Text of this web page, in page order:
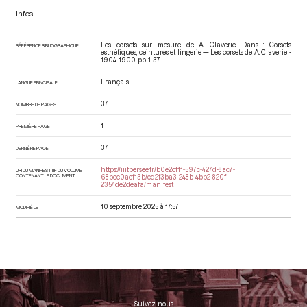
Infos
RÉFÉRENCE BIBLIOGRAPHIQUE
Les corsets sur mesure de A. Claverie. Dans : Corsets
esthétiques, ceintures et lingerie — Les corsets de A. Claverie -
1904 . 1900. pp. 1-37.
LANGUE PRINCIPALE Français
NOMBRE DE PAGES 37
PREMIÈRE PAGE 1
DERNIÈRE PAGE 37
URI DU MANIFEST IIIF DU VOLUME
CONTENANT LE DOCUMENT
https://iiif.persee.fr/b0e2cf11-597c-427d-8ac7-
68bcc0acf13b/cd2f3ba3-248b-4bb2-820f-
2354de2deafa/manifest
MODIFIÉ LE 10 septembre 2025 à 17:57
Suivez-nous